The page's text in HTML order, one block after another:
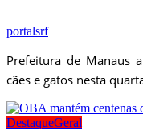
portalsrf
Prefeitura de Manaus
cães e gatos nesta
DestaqueGeral